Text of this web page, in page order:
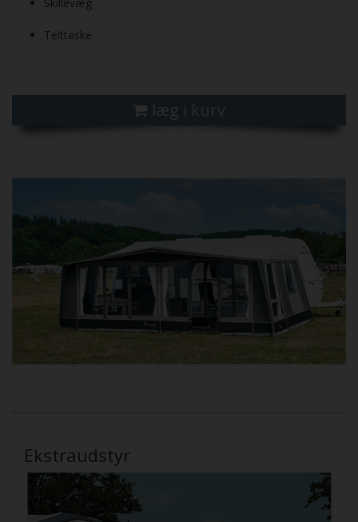
Skillevæg
Telttaske
læg i kurv
Ekstraudstyr